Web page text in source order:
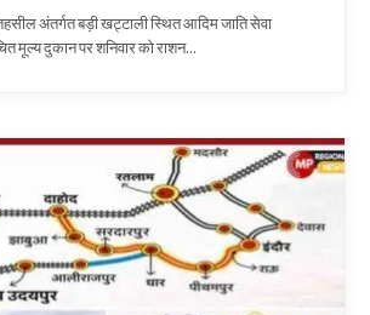
अंतर्गत बड़ी खट्टाली स्थित आदिम जाति सेवा
मूल्य दुकान पर शनिवार को राशन…